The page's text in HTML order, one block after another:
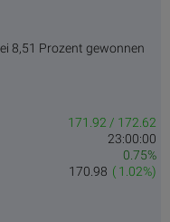
8,51 Prozent gewonnen
171.92 / 172.62
23:00:00
0.75%
( 1.02%)
170.98